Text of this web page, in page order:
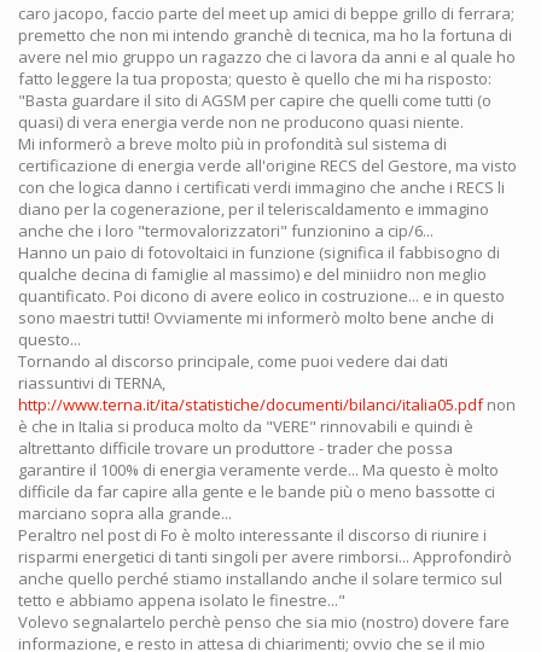
caro jacopo, faccio parte del meet up amici di beppe grillo di ferrara;
premetto che non mi intendo granchè di tecnica, ma ho la fortuna di
avere nel mio gruppo un ragazzo che ci lavora da anni e al quale ho
fatto leggere la tua proposta; questo è quello che mi ha risposto:
"Basta guardare il sito di AGSM per capire che quelli come tutti (o
quasi) di vera energia verde non ne producono quasi niente.
Mi informerò a breve molto più in profondità sul sistema di
certificazione di energia verde all'origine RECS del Gestore, ma visto
con che logica danno i certificati verdi immagino che anche i RECS li
diano per la cogenerazione, per il teleriscaldamento e immagino
anche che i loro "termovalorizzatori" funzionino a cip/6...
Hanno un paio di fotovoltaici in funzione (significa il fabbisogno di
qualche decina di famiglie al massimo) e del miniidro non meglio
quantificato. Poi dicono di avere eolico in costruzione... e in questo
sono maestri tutti! Ovviamente mi informerò molto bene anche di
questo...
Tornando al discorso principale, come puoi vedere dai dati
riassuntivi di TERNA,
http://www.terna.it/ita/statistiche/documenti/bilanci/italia05.pdfnon
è che in Italia si produca molto da "VERE" rinnovabili e quindi è
altrettanto difficile trovare un produttore - trader che possa
garantire il 100% di energia veramente verde... Ma questo è molto
difficile da far capire alla gente e le bande più o meno bassotte ci
marciano sopra alla grande...
Peraltro nel post di Fo è molto interessante il discorso di riunire i
risparmi energetici di tanti singoli per avere rimborsi... Approfondirò
anche quello perché stiamo installando anche il solare termico sul
tetto e abbiamo appena isolato le finestre..."
Volevo segnalartelo perchè penso che sia mio (nostro) dovere fare
informazione, e resto in attesa di chiarimenti; ovvio che se il mio